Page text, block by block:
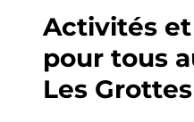
Activités
pour tous
Les